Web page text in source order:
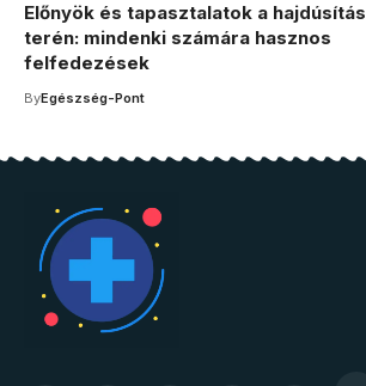
Előnyök és tapasztalatok a hajdúsítás
terén: mindenki számára hasznos
felfedezések
ByEgészség-Pont